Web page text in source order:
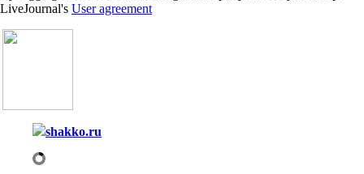
LiveJournal's User agreement
shakko.ru